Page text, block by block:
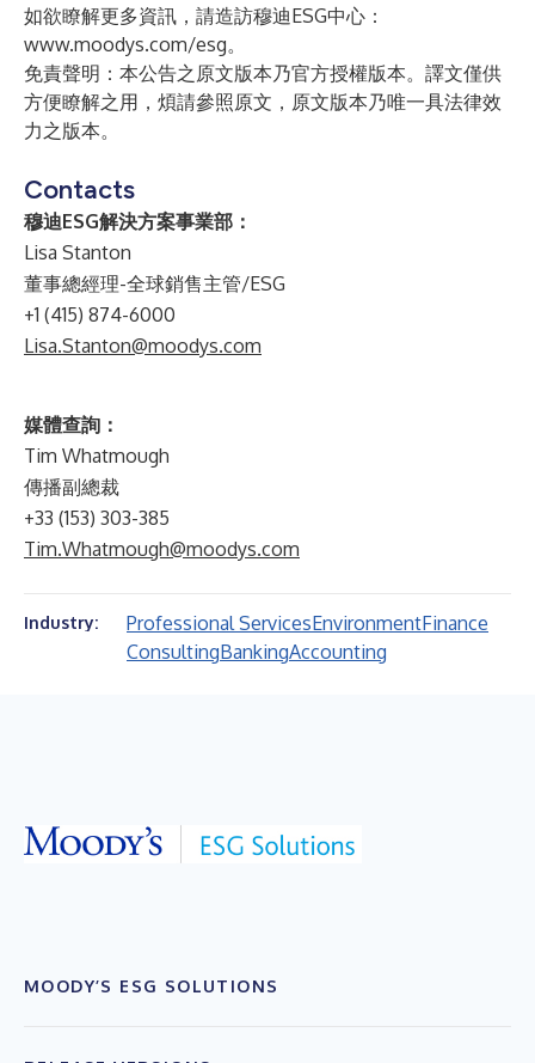
如欲瞭解更多資訊，請造訪穆迪ESG中心：
www.moodys.com/esg。
免責聲明：本公告之原文版本乃官方授權版本。譯文僅供
方便瞭解之用，煩請參照原文，原文版本乃唯一具法律效
力之版本。
Contacts
穆迪ESG解決方案事業部：
Lisa Stanton
董事總經理-全球銷售主管/ESG
+1 (415) 874-6000
Lisa.Stanton@moodys.com
媒體查詢：
Tim Whatmough
傳播副總裁
+33 (153) 303-385
Tim.Whatmough@moodys.com
Industry: Professional ServicesEnvironmentFinance
ConsultingBankingAccounting
MOODY’S ESG SOLUTIONS